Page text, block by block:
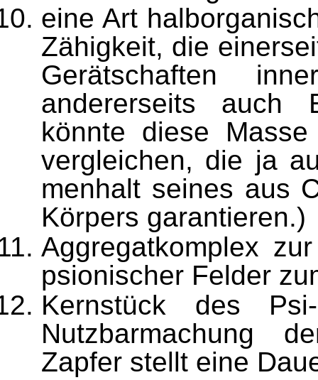
eine Art
Zähigkeit, die
Gerätschaften
andererseits auch
könnte diese
verglei­chen, die ja
menhalt seines aus
Körpers garantieren.)
Aggregatkomplex
psionischer Felder
Kernstück des
Nutzbarmachung
Zapfer stellt eine